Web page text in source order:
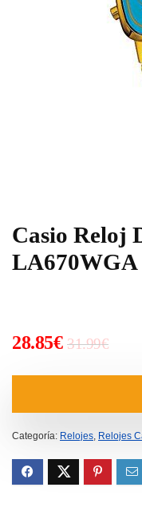
Casio Reloj
LA670WGA
31.99€El
era:
28.85€
El
es:
Categoría: Relojes, Relojes